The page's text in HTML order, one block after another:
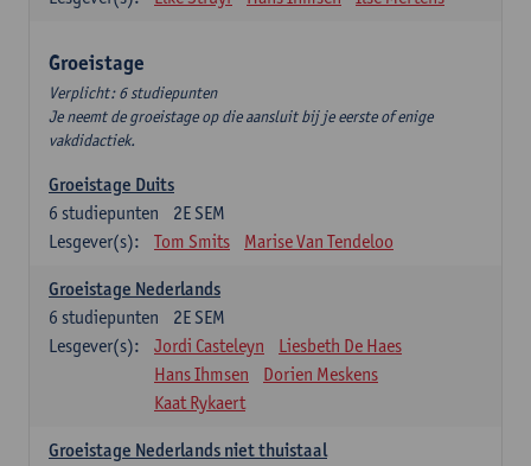
Groeistage
Verplicht: 6 studiepunten
Je neemt de groeistage op die aansluit bij je eerste of enige
vakdidactiek.
Groeistage Duits
2E SEM
6 studiepunten
Lesgever(s):
Tom Smits Marise Van Tendeloo
Groeistage Nederlands
2E SEM
6 studiepunten
Lesgever(s):
Jordi Casteleyn
Liesbeth De Haes
Hans Ihmsen
Dorien Meskens
Kaat Rykaert
Groeistage Nederlands niet thuistaal